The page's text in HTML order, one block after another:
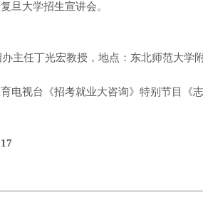
旦大学招生宣讲会。
主任丁光宏教授，地点：东北师范大学
电视台《招考就业大咨询》特别节目《